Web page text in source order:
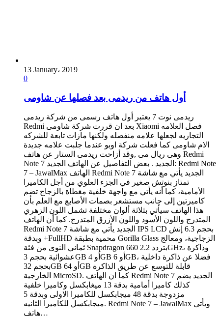
13 January، 2019
0
أول هاتف من ريدمى بعد فصلها عن شاومى
ريدمى نوت 7 يعتبر أول هاتف رسمى من شركة ريدمى
Redmi بعد ان قررت شركة شاومى Xiaomi فصل العلامه
التجاريه لجعلها علامه منفصله ولكنها مازات تابعة للشركه
الام شاومى كما فعلت شركة اوبو عندما جلبت علامه جديدة
وهى ريال مى ,وقد أزاحت ريدمى الستار عن هاتف Redmi
Note 7 الجديد . بعض التفاصيل عن الهاتف الجديد: Redmi Note
7 – JawalMax الهاتف Redmi Note 7 الجديد يأتي مع شاشة
تمتاز بنوتش صغير في الجزء العلوي من أجل الكاميرا
الأمامية، كما أنه يأتي مع واجهة خلفية مغطاة بالزجاج تضم
كاميرتين إلى جانب مستشعر بصمات الأصابع مع العلم بأن
هذا الهاتف سيأتي بثلاثة ألوان مختلفة تشمل اللون الزهري
المتدرج واللون الأسود واللون الأزرق المتدرج. كما أن الهاتف
Redmi Note 7 الجديد يأتي مع شاشة IPS LCD بحجم 6.3 إنش
وبدقة +FullHD محمية بطبقة Gorilla Glass الزجاجية، ومعالج
ثماني النوى من فئة Snapdragon 660 بتردد 2.2GHz، وذاكرة
عشوائية بحجم 3GB أو 4GB أو 6GB، فضلا عن ذاكرة داخلية
بحجم 32GB أو 64GB قابلة للتوسع عن طريق الذاكرة
الخارجية MicroSD. كما ان الهاتف Redmi Note 7 الجديد يضم
كذلك كاميرا أمامية بدقة 13 ميغابكسل وكاميرا خلفية
مزدوجة بدقة 48 ميجابكسل للكاميرا الاولى وبدقة 5
ميجابكسل للكاميرا الثانيه. Redmi Note 7 – JawalMax ويأتى
هاتف…